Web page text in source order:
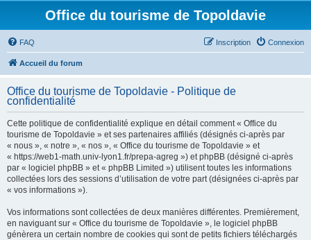
Office du tourisme de Topoldavie
FAQ Connexion
Inscription
Accueil du forum
Office du tourisme de Topoldavie - Politique de
confidentialité
Cette politique de confidentialité explique en détail comment « Office du
tourisme de Topoldavie » et ses partenaires affiliés (désignés ci-après par
« nous », « notre », « nos », « Office du tourisme de Topoldavie » et
« https://web1-math.univ-lyon1.fr/prepa-agreg ») et phpBB (désigné ci-après
par « logiciel phpBB » et « phpBB Limited ») utilisent toutes les informations
collectées lors des sessions d’utilisation de votre part (désignées ci-après par
« vos informations »).
Vos informations sont collectées de deux manières différentes. Premièrement,
en naviguant sur « Office du tourisme de Topoldavie », le logiciel phpBB
génèrera un certain nombre de cookies qui sont de petits fichiers téléchargés